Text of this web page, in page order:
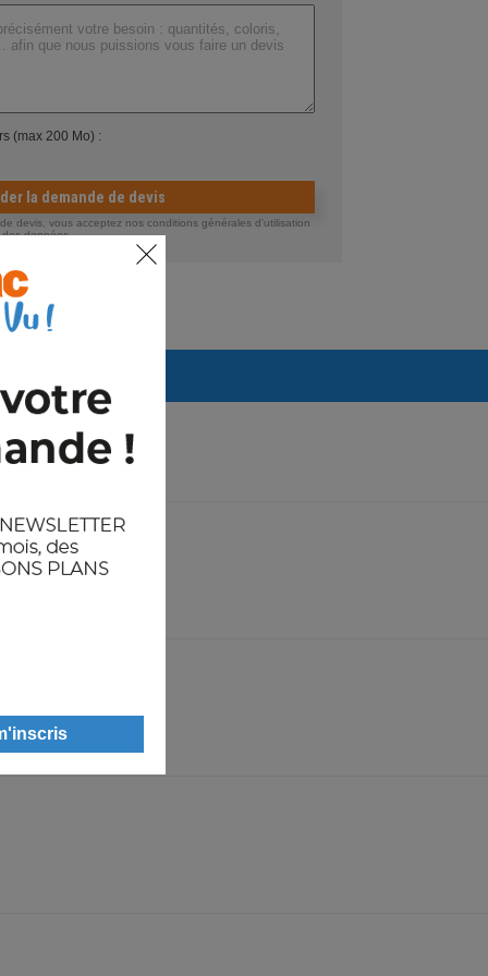
(max 200 Mo) :
la demande de devis
devis, vous acceptez nos conditions générales d'utilisation
données.
Arrivages prévus